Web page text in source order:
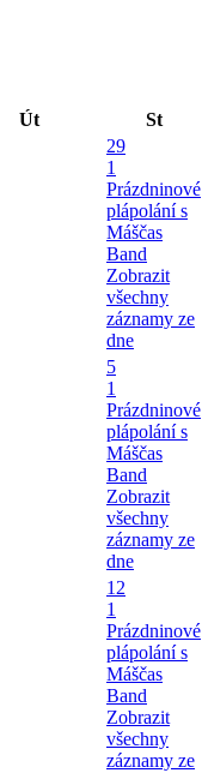
Út St
29
1
Prázdninové
plápolání s
Máščas
Band
Zobrazit
všechny
záznamy ze
dne
5
1
Prázdninové
plápolání s
Máščas
Band
Zobrazit
všechny
záznamy ze
dne
12
1
Prázdninové
plápolání s
Máščas
Band
Zobrazit
všechny
záznamy ze